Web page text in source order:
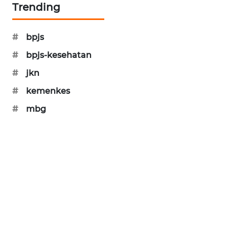
Trending
#
bpjs
#
bpjs-kesehatan
#
jkn
#
kemenkes
#
mbg
MAWAKA
MARTABAT
NET
PLN